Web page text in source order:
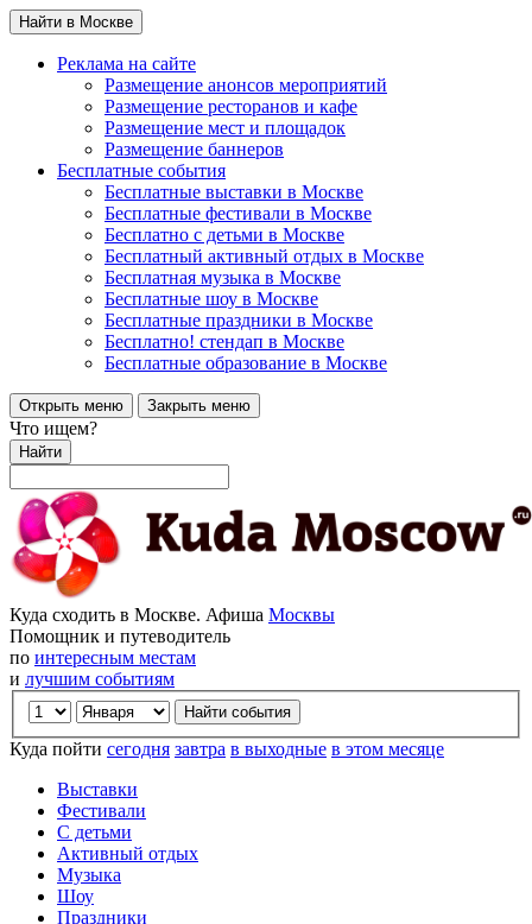
Найти в Москве
Реклама на сайте
Размещение анонсов мероприятий
Размещение ресторанов и кафе
Размещение мест и площадок
Размещение баннеров
Бесплатные события
Бесплатные выставки в Москве
Бесплатные фестивали в Москве
Бесплатно с детьми в Москве
Бесплатный активный отдых в Москве
Бесплатная музыка в Москве
Бесплатные шоу в Москве
Бесплатные праздники в Москве
Бесплатно! стендап в Москве
Бесплатные образование в Москве
Открыть меню Закрыть меню
Что ищем?
Найти
Куда сходить в Москве. Афиша Москвы
Помощник и путеводитель
по интересным местам
и лучшим событиям
Куда пойти сегодня завтра в выходные в этом месяце
Выставки
Фестивали
С детьми
Активный отдых
Музыка
Шоу
Праздники